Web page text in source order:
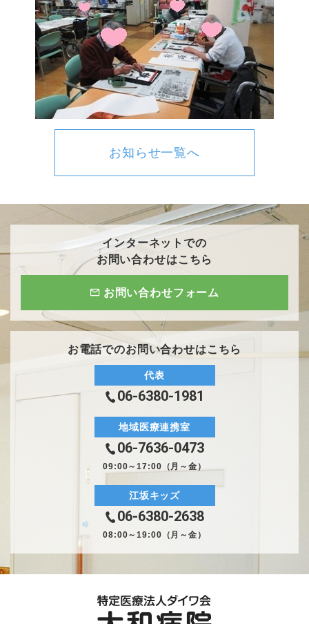
お知らせ一覧へ
インターネットでの
お問い合わせはこちら
お問い合わせフォーム
お電話でのお問い合わせはこちら
代表
06-6380-1981
地域医療連携室
06-7636-0473
09:00～17:00（月～金）
江坂キッズ
06-6380-2638
08:00～19:00（月～金）